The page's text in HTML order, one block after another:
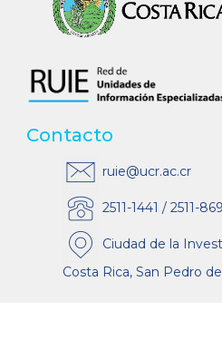
Contacto
ruie@ucr.ac.cr
2511-1441 / 2511-
Ciudad de la
Costa Rica, San Pedro